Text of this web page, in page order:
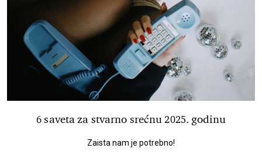
6 saveta za stvarno srećnu 2025. godinu
Zaista nam je potrebno!